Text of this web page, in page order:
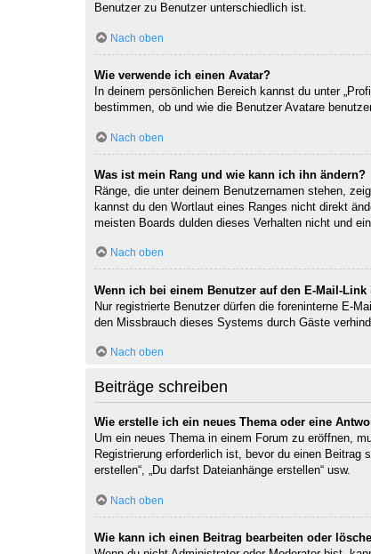
Benutzer zu Benutzer unterschiedlich ist.
Nach oben
Wie verwende ich einen Avatar?
In deinem persönlichen Bereich kannst du unter
bestimmen, ob und wie die Benutzer Avatare
Nach oben
Was ist mein Rang und wie kann ich ihn ändern?
Ränge, die unter deinem Benutzernamen stehen,
kannst du den Wortlaut eines Ranges nicht direkt
meisten Boards dulden dieses Verhalten nicht und
Nach oben
Wenn ich bei einem Benutzer auf den E-Mail-
Nur registrierte Benutzer dürfen die foreninterne E-
den Missbrauch dieses Systems durch Gäste
Nach oben
Beiträge schreiben
Wie erstelle ich ein neues Thema oder eine
Um ein neues Thema in einem Forum zu eröffnen,
Registrierung erforderlich ist, bevor du einen
erstellen“, „Du darfst Dateianhänge erstellen“ usw.
Nach oben
Wie kann ich einen Beitrag bearbeiten oder